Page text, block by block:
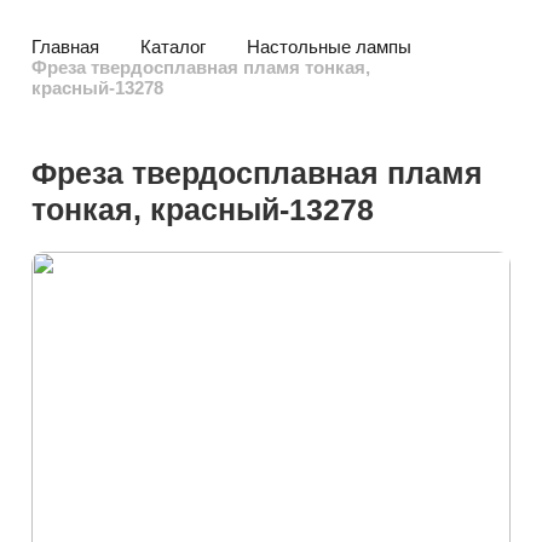
Главная Каталог
Настольные лампы
Фреза твердосплавная пламя тонкая,
красный-13278
Фреза твердосплавная пламя
тонкая, красный-13278